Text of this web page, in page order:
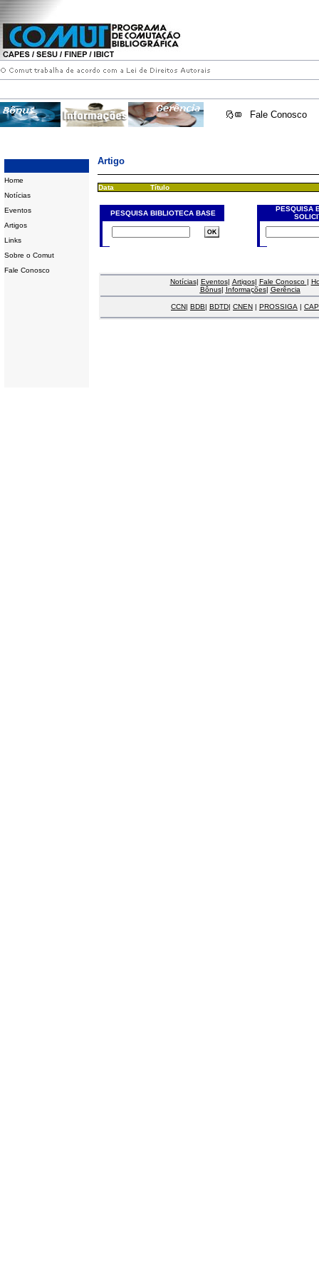
Fale Conosco
Home
Notícias
Eventos
Artigos
Links
Sobre o Comut
Fale Conosco
Artigo
Data Título
PESQUISA BIBLIOTECA BASE
PESQUISA
Notícias| Eventos| Artigos| Fale Conosco |
Bônus| Informações| Gerência
CCN| BDB| BDTD| CNEN | PROSSIGA |